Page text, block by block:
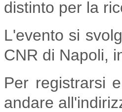
distinto per la
L'evento si
CNR di Napoli,
Per registrarsi
andare